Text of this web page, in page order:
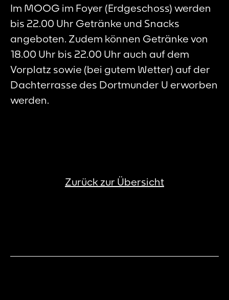
Im MOOG im Foyer (Erdgeschoss) werden
bis 22.00 Uhr Getränke und Snacks
angeboten. Zudem können Getränke von
18.00 Uhr bis 22.00 Uhr auch auf dem
Vorplatz sowie (bei gutem Wetter) auf der
Dachterrasse des Dortmunder U erworben
werden.
Zurück zur Übersicht